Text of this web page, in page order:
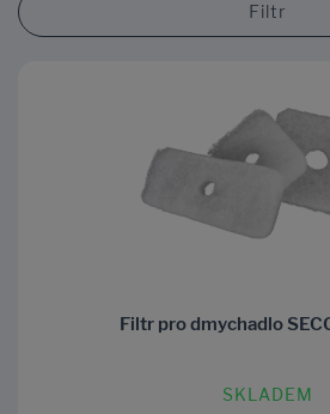
Filtr
Filtr pro dmychadlo
SKLADEM